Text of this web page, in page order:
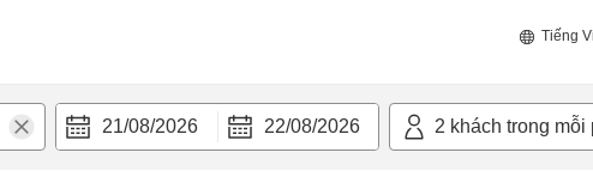
Tiếng
21/08/2026 22/08/2026 2 khách trong mỗi